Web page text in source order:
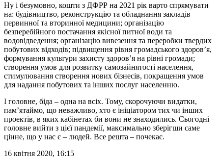
Ну і безумовно, кошти з ДФРР на 2021 рік варто спрямувати
на: будівництво, реконструкцію та обладнання закладів
первинної та вторинної медицини; організацію
безперебійного постачання якісної питної води та
водовідведення; організацію вивезення та переробки твердих
побутових відходів; підвищення рівня громадського здоров’я,
формування культури захисту здоров’я на рівні громади;
створення умов для розвитку самозайнятості населення,
стимулювання створення нових бізнесів, покращення умов
для надання побутових та інших послуг населенню.
І головне, біда – одна на всіх. Тому, скорочуючи видатки,
пам’ятаймо, що неважливо, хто є ініціатором тих чи інших
проектів, в яких кабінетах би вони не знаходились. Сьогодні –
головне вийти з цієї пандемії, максимально зберігши саме
цінне, що у нас є – людей. Все решта – почекає.
16 квітня 2020, 16:15